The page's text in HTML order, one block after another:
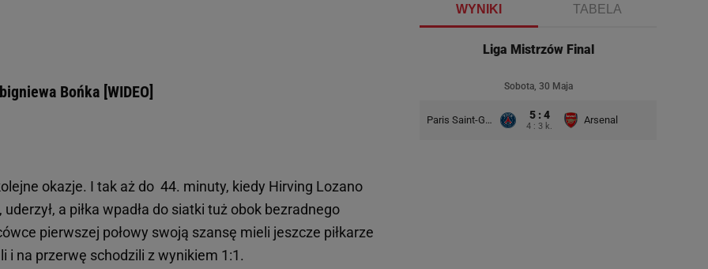
Bońka [WIDEO]
okazje. I tak aż do 44. minuty, kiedy Hirving Lozano
a piłka wpadła do siatki tuż obok bezradnego
pierwszej połowy swoją szansę mieli jeszcze piłkarze
i na przerwę schodzili z wynikiem 1:1.
WYNIKI TABELA
Liga Mistrzów Final
Sobota, 30 Maja
Paris Saint-Germain 5 : 4
4 : 3 k.
Arsenal